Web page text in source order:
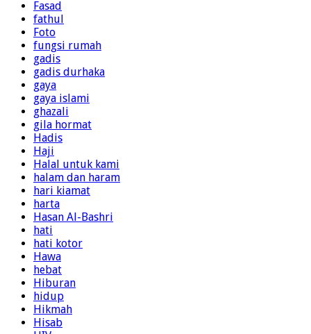
Fasad
fathul
Foto
fungsi rumah
gadis
gadis durhaka
gaya
gaya islami
ghazali
gila hormat
Hadis
Haji
Halal untuk kami
halam dan haram
hari kiamat
harta
Hasan Al-Bashri
hati
hati kotor
Hawa
hebat
Hiburan
hidup
Hikmah
Hisab